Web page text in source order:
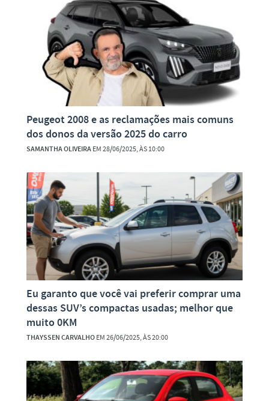
Peugeot 2008 e as reclamações mais comuns
dos donos da versão 2025 do carro
SAMANTHA OLIVEIRAEM 28/06/2025, ÀS 10:00
Eu garanto que você vai preferir comprar uma
dessas SUV’s compactas usadas; melhor que
muito 0KM
THAYSSEN CARVALHOEM 26/06/2025, ÀS 20:00